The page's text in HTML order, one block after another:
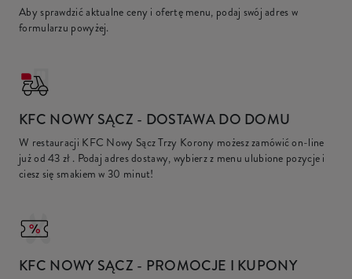
Aby sprawdzić aktualne ceny i ofertę menu, podaj swój adres w
formularzu powyżej.
KFC NOWY SĄCZ - DOSTAWA DO DOMU
W restauracji KFC Nowy Sącz Trzy Korony możesz zamówić on-line
już od43 zł. Podaj adres dostawy, wybierz z menu ulubione pozycje i
ciesz się smakiem w 30 minut!
KFC NOWY SĄCZ - PROMOCJE I KUPONY